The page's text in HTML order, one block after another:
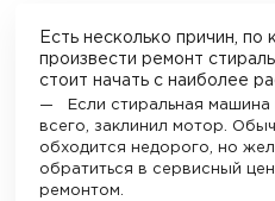
Есть несколько причин, по
произвести ремонт
стоит начать с наиболее
Если стиральная
всего, заклинил мотор.
обходится недорого, но
обратиться в сервисный
ремонтом.